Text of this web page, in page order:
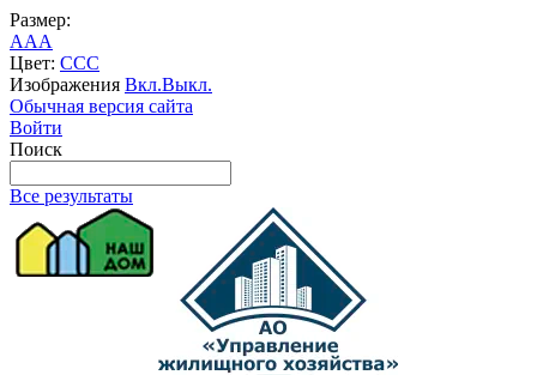
Размер:
AAA
Цвет: CCC
Изображения Вкл.Выкл.
Обычная версия сайта
Войти
Поиск
Все результаты